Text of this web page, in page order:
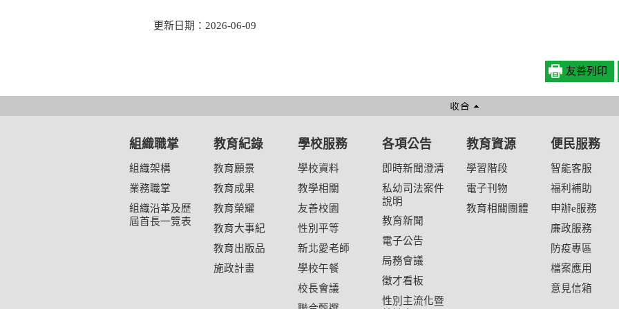
更新日期：2026-06-09
友善列印
組織職掌
組織架構
業務職掌
組織沿革及歷
屆首長一覽表
教育紀錄
教育願景
教育成果
教育榮耀
教育大事紀
教育出版品
施政計畫
學校服務
學校資料
教學相關
友善校園
性別平等
新北愛老師
學校午餐
校長會議
各項公告
即時新聞澄清
私幼司法案件
說明
教育新聞
電子公告
局務會議
徵才看板
性別主流化暨
教育資源
學習階段
電子刊物
教育相關團體
便民服務
智能客服
福利補助
申辦e服務
廉政服務
防疫專區
檔案應用
意見信箱